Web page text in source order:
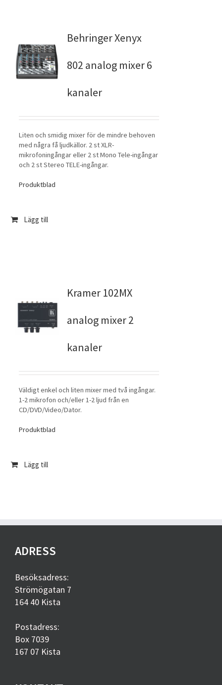
Behringer Xenyx
802 analog mixer 6
kanaler
Liten och smidig mixer för de mindre behoven
med några få ljudkällor. 2 st XLR-
mikrofoningångar eller 2 st Mono Tele-ingångar
och 2 st Stereo TELE-ingångar.
Produktblad
Lägg till
Kramer 102MX
analog mixer 2
kanaler
Väldigt enkel och liten mixer med två ingångar.
1-2 mikrofon och/eller 1-2 ljud från en
CD/DVD/Video/Dator.
Produktblad
Lägg till
ADRESS
Besöksadress:
Strömögatan 7
164 40 Kista
Postadress:
Box 7039
167 07 Kista